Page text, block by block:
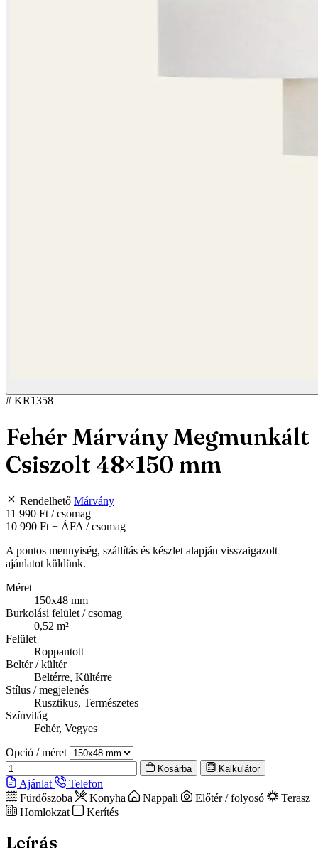
# KR1358
Fehér Márvány Megmunkált
Csiszolt 48×150 mm
Rendelhető Márvány
11 990 Ft / csomag
10 990 Ft + ÁFA / csomag
A pontos mennyiség, szállítás és készlet alapján visszaigazolt
ajánlatot küldünk.
Méret
150x48 mm
Burkolási felület / csomag
0,52 m²
Felület
Roppantott
Beltér / kültér
Beltérre, Kültérre
Stílus / megjelenés
Rusztikus, Természetes
Színvilág
Fehér, Vegyes
Opció / méret
Kosárba Kalkulátor
Ajánlat
Telefon
Fürdőszoba
Konyha Nappali Előtér / folyosó
Terasz
Homlokzat
Kerítés
Leírás